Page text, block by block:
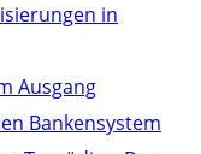
in
Ausgang
Bankensystem